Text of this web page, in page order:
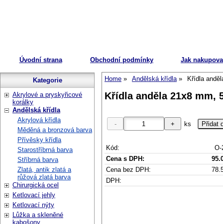
Úvodní strana Obchodní podmínky Jak
Home Andělská křídla Křídla
Křídla anděla 21x8 mm,
ks
Kód:
O-
Cena s DPH:
Cena bez DPH:
DPH:
Kategorie
Akrylové a pryskyřicové
korálky
Andělská křídla
Akrylová křídla
Měděná a bronzová barva
Přívěsky křídla
Starostříbrná barva
Stříbrná barva
Zlatá, antik zlatá a
růžová zlatá barva
Chirurgická ocel
Ketlovací jehly
Ketlovací nýty
Lůžka a skleněné
kabošony